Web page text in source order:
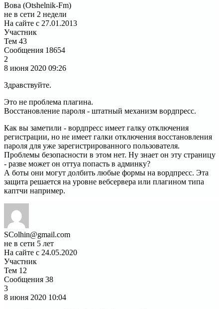
Вова (Otshelnik-Fm)
не в сети 2 недели
На сайте с 27.01.2013
Участник
Тем 43
Сообщения 18654
2
8 июня 2020 09:26
Здравствуйте.
Это не проблема плагина.
Восстановление пароля - штатный механизм вордпресс.
Как вы заметили - вордпресс имеет галку отключения
регистрации, но не имеет галки отключения восстановления
пароля для уже зарегистрированного пользователя.
Проблемы безопасности в этом нет. Ну знает он эту страницу
- разве может он оттуа попасть в админку?
А боты они могут долбить любые формы на вордпресс. Эта
защита решается на уровне вебсервера или плагином типа
каптчи например.
SColhin@gmail.com
не в сети 5 лет
На сайте с 24.05.2020
Участник
Тем 12
Сообщения 38
3
8 июня 2020 10:04